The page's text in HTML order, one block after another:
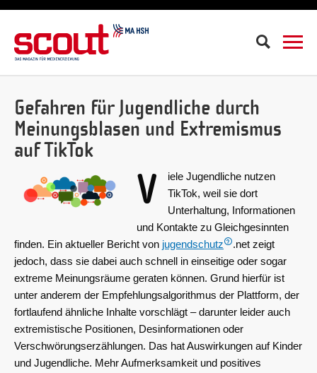
Suche
Gefahren für Jugendliche durch
Meinungsblasen und Extremismus
auf TikTok
V
iele Jugendliche nutzen
TikTok, weil sie dort
Unterhaltung, Informationen
und Kontakte zu Gleichgesinnten
finden. Ein aktueller Bericht von jugendschutz
.net zeigt
jedoch, dass sie dabei auch schnell in einseitige oder sogar
extreme Meinungsräume geraten können. Grund hierfür ist
unter anderem der Empfehlungsalgorithmus der Plattform, der
fortlaufend ähnliche Inhalte vorschlägt – darunter leider auch
extremistische Positionen, Desinformationen oder
Verschwörungserzählungen. Das hat Auswirkungen auf Kinder
und Jugendliche. Mehr Aufmerksamkeit und positives